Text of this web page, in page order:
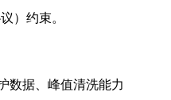
）约束。
数据、峰值清洗能力